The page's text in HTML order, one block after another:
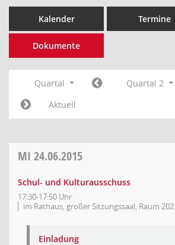
Kalender Termine
Dokumente
Quartal Quartal 2
Aktuell
MI 24.06.2015
Schul- und Kulturausschuss
17:30-17:50 Uhr
im Rathaus, großer Sitzungssaal, Raum 202
Einladung